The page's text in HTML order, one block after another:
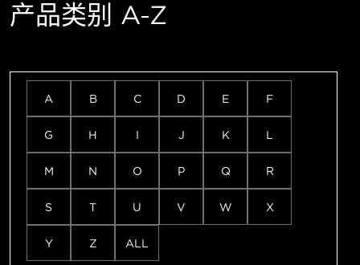
产品类别 A-Z
A B C D E F
G H I J K L
M N O P Q R
S T U V W X
Y Z ALL